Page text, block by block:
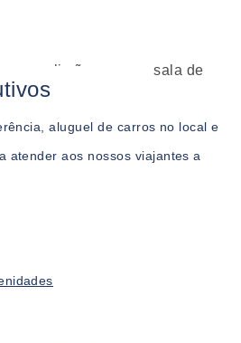
aluguel de carros no local e
atender aos nossos viajantes a